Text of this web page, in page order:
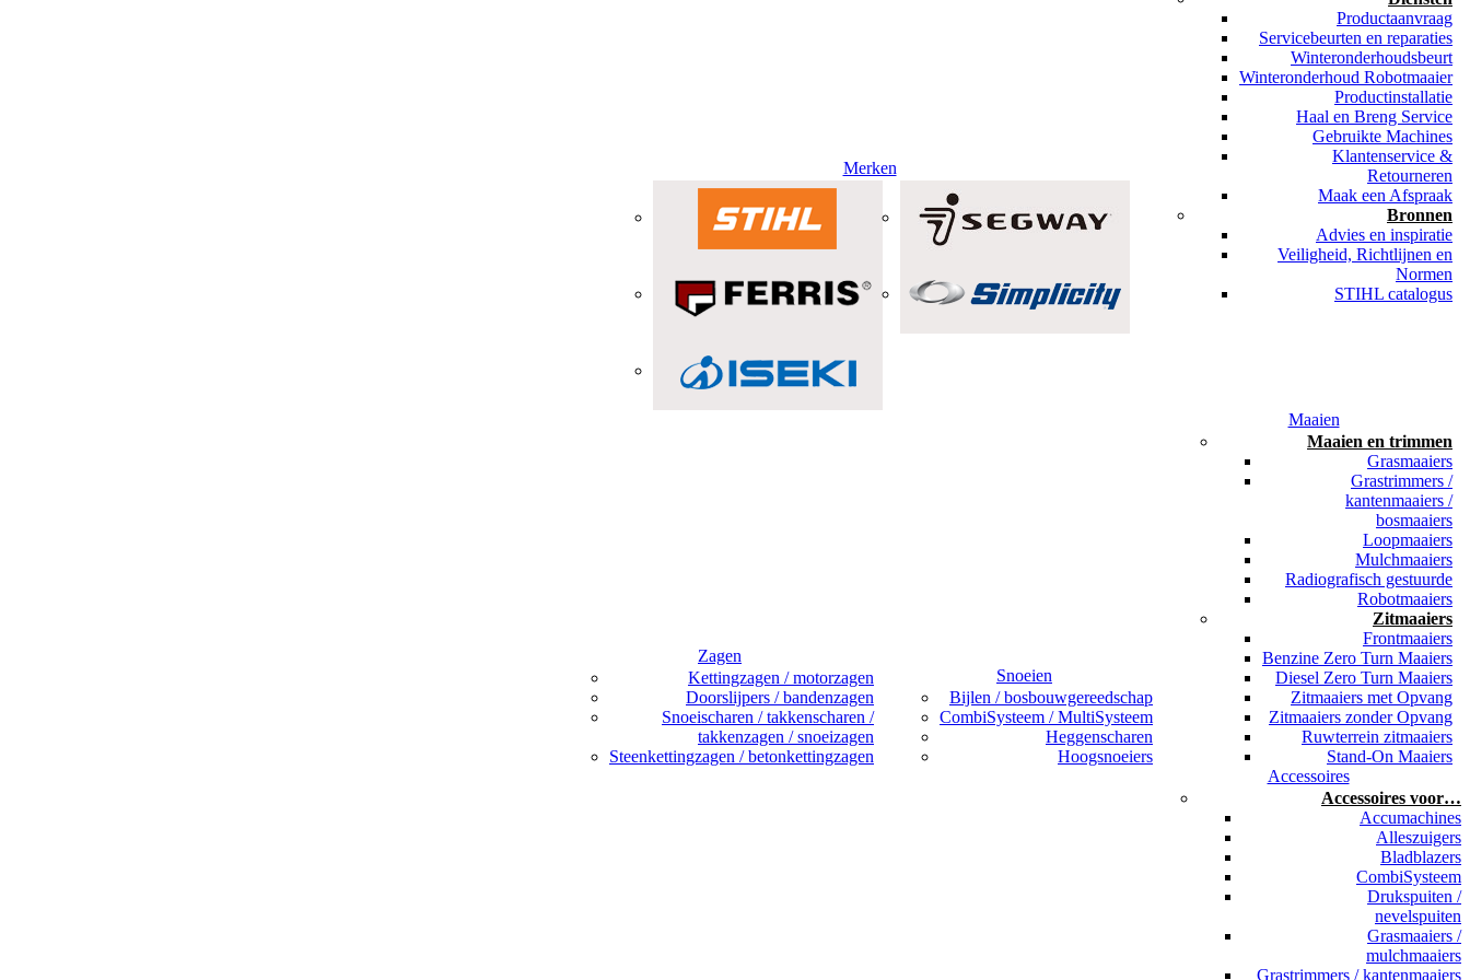
Merken
Productaanvraag
Servicebeurten en reparaties
Winteronderhoudsbeurt
Winteronderhoud Robotmaaier
Productinstallatie
Haal en Breng Service
Gebruikte Machines
Klantenservice &
Retourneren
Maak een Afspraak
Bronnen
Advies en inspiratie
Veiligheid, Richtlijnen en
Normen
STIHL catalogus
Zagen
Kettingzagen / motorzagen
Doorslijpers / bandenzagen
Snoeischaren / takkenscharen /
takkenzagen / snoeizagen
Steenkettingzagen / betonkettingzagen
Snoeien
Bijlen / bosbouwgereedschap
CombiSysteem / MultiSysteem
Heggenscharen
Hoogsnoeiers
Maaien
Maaien en trimmen
Grasmaaiers
Grastrimmers /
kantenmaaiers /
bosmaaiers
Loopmaaiers
Mulchmaaiers
Radiografisch gestuurde
Robotmaaiers
Zitmaaiers
Frontmaaiers
Benzine Zero Turn Maaiers
Diesel Zero Turn Maaiers
Zitmaaiers met Opvang
Zitmaaiers zonder Opvang
Ruwterrein zitmaaiers
Stand-On Maaiers
Accessoires
Accessoires voor…
Accumachines
Alleszuigers
Bladblazers
CombiSysteem
Drukspuiten /
nevelspuiten
Grasmaaiers /
mulchmaaiers
Grastrimmers / kantenmaaiers